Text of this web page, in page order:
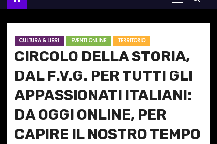
CULTURA & LIBRI EVENTI ONLINE TERRITORIO
CIRCOLO DELLA STORIA,
DAL F.V.G. PER TUTTI GLI
APPASSIONATI ITALIANI:
DA OGGI ONLINE, PER
CAPIRE IL NOSTRO TEMPO